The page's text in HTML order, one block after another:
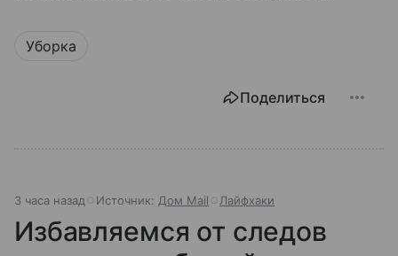
Уборка
Поделиться
3 часа назад Источник: Дом Mail Лайфхаки
Избавляемся от следов